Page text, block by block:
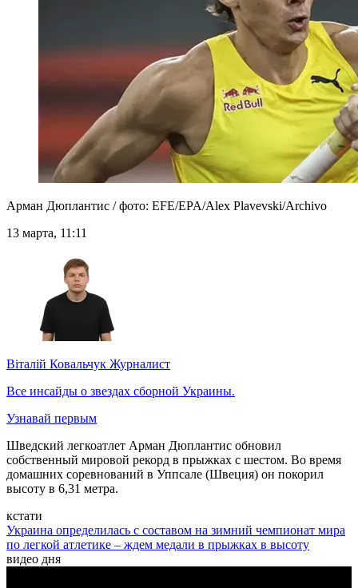
Арман Дюплантис / фото: EFE/EPA/Alex Plavevski/Archivo
13 марта, 11:11
Віталій Ковальчук Журналист
Все инсайды о звездах сборной Украины.
Узнавай первым
Шведский легкоатлет Арман Дюплантис обновил
собственный мировой рекорд в прыжках с шестом. Во время
домашних соревнований в Уппсале (Швеция) он покорил
высоту в 6,31 метра.
кстати
Украина определилась с составом на зимний чемпионат мира
по легкой атлетике – ждем медали в прыжках в высоту
видео дня